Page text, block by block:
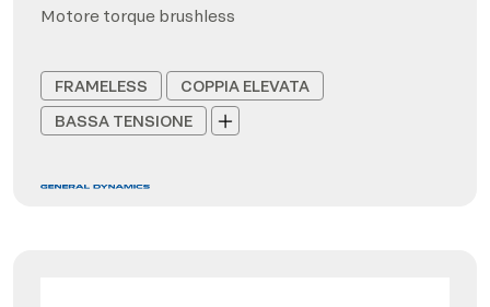
Motore torque brushless
FRAMELESS
COPPIA ELEVATA
BASSA TENSIONE